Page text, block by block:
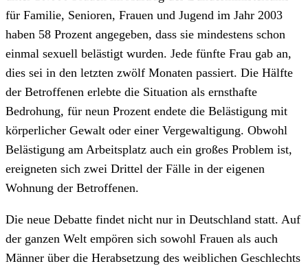
für Familie, Senioren, Frauen und Jugend im Jahr 2003
haben 58 Prozent angegeben, dass sie mindestens schon
einmal sexuell belästigt wurden. Jede fünfte Frau gab an,
dies sei in den letzten zwölf Monaten passiert. Die Hälfte
der Betroffenen erlebte die Situation als ernsthafte
Bedrohung, für neun Prozent endete die Belästigung mit
körperlicher Gewalt oder einer Vergewaltigung. Obwohl
Belästigung am Arbeitsplatz auch ein großes Problem ist,
ereigneten sich zwei Drittel der Fälle in der eigenen
Wohnung der Betroffenen.
Die neue Debatte findet nicht nur in Deutschland statt. Auf
der ganzen Welt empören sich sowohl Frauen als auch
Männer über die Herabsetzung des weiblichen Geschlechts